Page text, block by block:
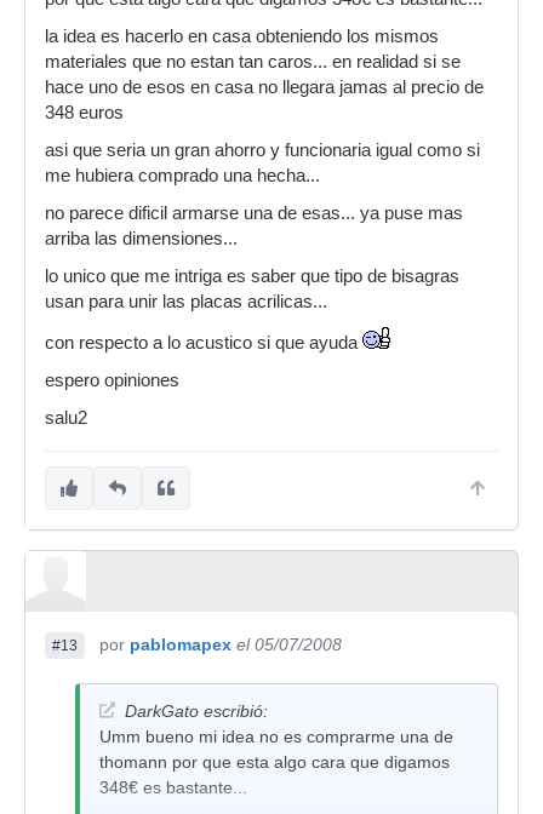
la idea es hacerlo en casa obteniendo los mismos
materiales que no estan tan caros... en realidad si se
hace uno de esos en casa no llegara jamas al precio de
348 euros
asi que seria un gran ahorro y funcionaria igual como si
me hubiera comprado una hecha...
no parece dificil armarse una de esas... ya puse mas
arriba las dimensiones...
lo unico que me intriga es saber que tipo de bisagras
usan para unir las placas acrilicas...
con respecto a lo acustico si que ayuda
espero opiniones
salu2
#13 por pablomapex el 05/07/2008
DarkGato escribió:
Umm bueno mi idea no es comprarme una de
thomann por que esta algo cara que digamos
348€ es bastante...